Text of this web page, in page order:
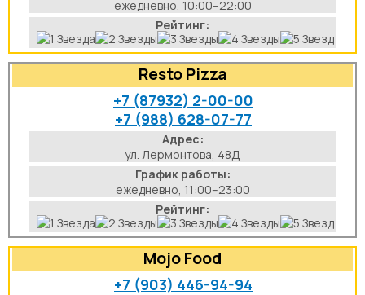
ежедневно, 10:00–22:00
Рейтинг:
Resto Pizza
+7 (87932) 2-00-00
+7 (988) 628-07-77
Адрес:
ул. Лермонтова, 48Д
График работы:
ежедневно, 11:00–23:00
Рейтинг:
Mojo Food
+7 (903) 446-94-94